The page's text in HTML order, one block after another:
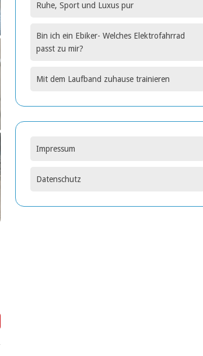
Ruhe, Sport und Luxus pur
Bin ich ein Ebiker- Welches Elektrofahrrad
passt zu mir?
Mit dem Laufband zuhause trainieren
Impressum
Datenschutz